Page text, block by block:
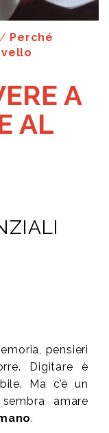
/ Perché
A
AL
pensieri
Digitare è
Ma c’è un
amare
.